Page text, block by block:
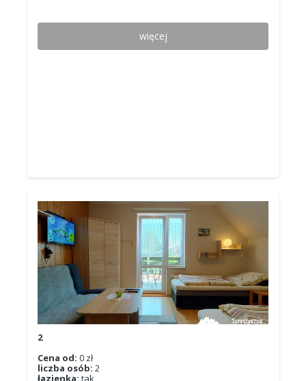
więcej
2
Cena od: 0 zł
liczba osób: 2
łazienka: tak